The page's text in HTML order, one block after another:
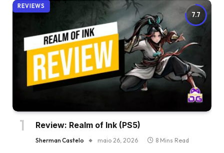
7.7
REVIEWS
Review: Realm of Ink (PS5)
Sherman Castelo maio 26, 2026 8 Mins Read